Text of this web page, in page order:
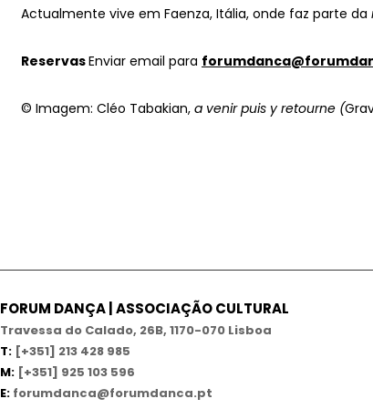
Actualmente vive em Faenza, Itália, onde faz parte da
ReservasEnviar email para
© Imagem: Cléo Tabakian, a venir puis y retourne (
FORUM DANÇA | ASSOCIAÇÃO CULTURAL
Travessa do Calado, 26B, 1170-070 Lisboa
T: [+351] 213 428 985
M: [+351] 925 103 596
E: forumdanca@forumdanca.pt